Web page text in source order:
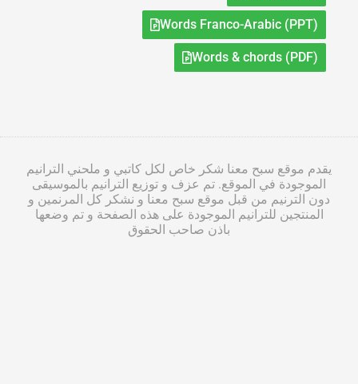
Words Franco-Arabic (PPT)
Words & chords (PDF)
يقدم موقع سبح معنا شكر خاص لكل كاتبي و ملحني الترانيم
الموجودة في الموقع. تم عزف و توزيع الترانيم بالموسيقى
دون الترنيم من قبل موقع سبح معنا و نشكر كل المرنمين و
المنتجين للترانيم الموجودة على هذه الصفحة و تم وضعها
باذن صاحب الحقوق